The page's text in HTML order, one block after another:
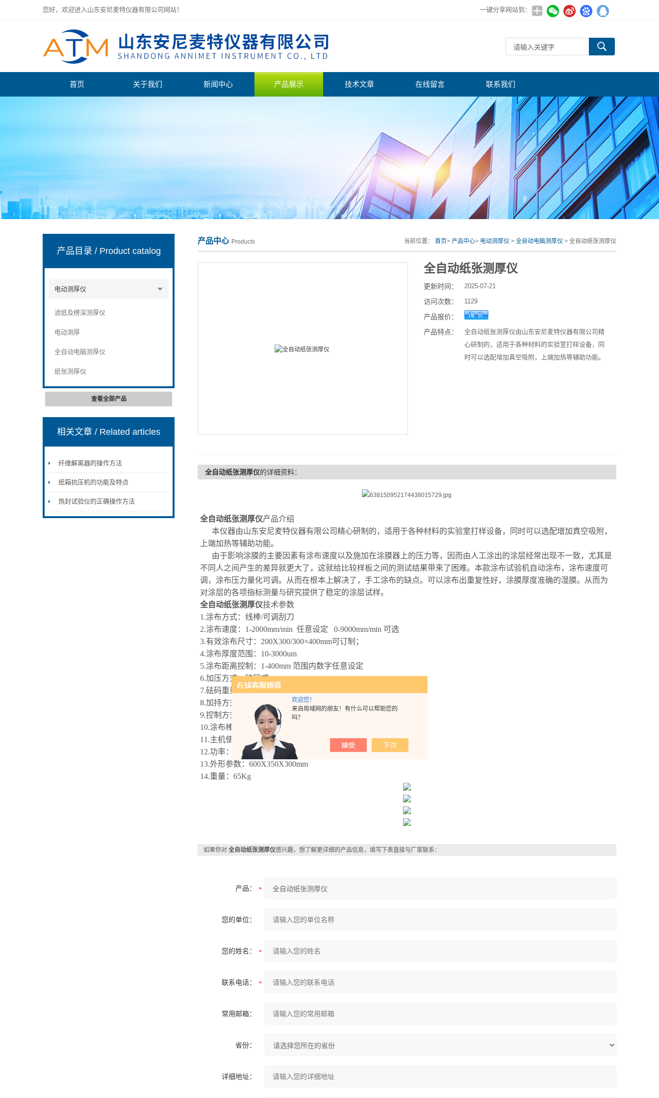
欢迎您！
来自局域网的朋友！有什么可以帮助您的
吗？
您好，欢迎进入山东安尼麦特仪器有限公司网站！ 一键分享网站到：
首页 关于我们 新闻中心 产品展示 技术文章 在线留言 联系我们
产品目录 / Product catalog
电动测厚仪
滤纸及楞深测厚仪
电动测厚
全自动电脑测厚仪
纸张测厚仪
查看全部产品
相关文章/ Related articles
纤维解离器的操作方法
纸箱抗压机的功能及特点
热封试验仪的正确操作方法
产品中心 Products 当前位置： 首页> 产品中心> 电动测厚仪 > 全自动电脑测厚仪 > 全自动纸张测厚仪
全自动纸张测厚仪
更新时间： 2025-07-21
访问次数： 1129
产品报价：
产品特点：
全自动纸张测厚仪由山东安尼麦特仪器有限公司精
心研制的，适用于各种材料的实验室打样设备，同
时可以选配增加真空吸附，上端加热等辅助功能。
全自动纸张测厚仪的详细资料：
全自动纸张测厚仪产品介绍
本仪器由山东安尼麦特仪器有限公司精心研制的， 适用于各种材料的实验室打样设备，同时可以选配增加真空吸附，
上端加热等辅助功能。
由于影响涂膜的主要因素有涂布速度以及施加在涂膜器上的压力等，因而由人工涂出的涂层经常出现不一致，尤其是
不同人之间产生的差异就更大了，这就给比较样板之间的测试结果带来了困难。本款涂布试验机自动涂布，涂布速度可
调，涂布压力量化可调。从而在根本上解决了，手工涂布的缺点。可以涂布出重复性好，涂膜厚度准确的湿膜。从而为
对涂层的各项指标测量与研究提供了稳定的涂层试样。
全自动纸张测厚仪技术参数
1 .涂布方式：线棒/可调刮刀
2.涂布速度：1-2000mm/min 任意设定
0-9000mm/min 可选
3.有效涂布尺寸： 200X300/300×400mm可订制 ；
4.涂布厚度范围： 10-3000um
5.涂布距离控制：1-400mm 范围内数字任意设定
6.加压方式：砝码式
7.砝码重量： 4X250g
8.加持方式：机械夹子
9.控制方式：触摸屏
10.涂布棒规格：1.5-200微米之间任意选配 （任意选配1根）
1 1 .主机使用电源：220V/50Hz
12.功率：550W
13.外形参数：600X350X300mm
14.重量：65Kg
如果你对 全自动纸张测厚仪感兴趣，想了解更详细的产品信息，填写下表直接与厂家联系：
产品：
您的单位：
您的姓名：
联系电话：
常用邮箱：
省份：
详细地址：